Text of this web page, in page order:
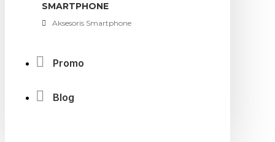
SMARTPHONE
Aksesoris Smartphone
Promo
Blog